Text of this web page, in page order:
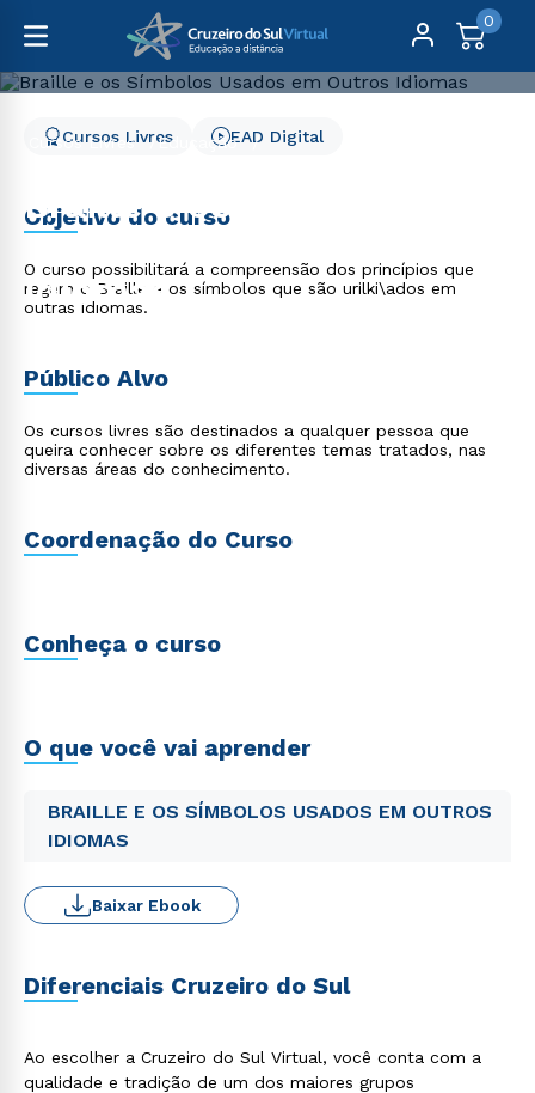
0
Cursos Livres
Educação
Braille e os Símbolos
Usados em Outros
Idiomas
Cursos Livres EAD Digital
Objetivo do curso
O curso possibilitará a compreensão dos princípios que
regem o Braille e os símbolos que são urilki\ados em
outras idiomas.
Público Alvo
Os cursos livres são destinados a qualquer pessoa que
queira conhecer sobre os diferentes temas tratados, nas
diversas áreas do conhecimento.
Coordenação do Curso
Conheça o curso
O que você vai aprender
BRAILLE E OS SÍMBOLOS USADOS EM OUTROS
IDIOMAS
Baixar Ebook
Diferenciais Cruzeiro do Sul
Ao escolher a Cruzeiro do Sul Virtual, você conta com a
qualidade e tradição de um dos maiores grupos